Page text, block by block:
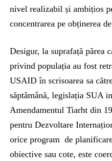
nivel realizabil și ambițios
concentrarea pe obținerea
Desigur, la suprafață părea
privind populația au fost
USAID în scrisoarea sa
săptămână, legislația SUA
Amendamentul Tiarht din
pentru Dezvoltare
orice program de
obiective sau cote, este